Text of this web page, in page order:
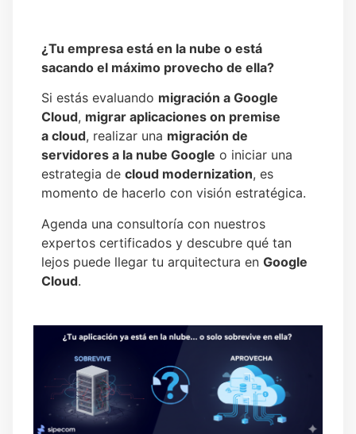
¿Tu empresa está en la nube o está
sacando el máximo provecho de ella?
Si estás evaluando migración a Google
Cloud, migrar aplicaciones on premise
a cloud, realizar una migración de
servidores a la nube Google o iniciar una
estrategia de cloud modernization, es
momento de hacerlo con visión estratégica.
Agenda una consultoría con nuestros
expertos certificados y descubre qué tan
lejos puede llegar tu arquitectura en Google
Cloud.